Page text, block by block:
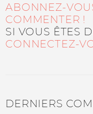
ABONNEZ-
COMMENTER !
SI VOUS ÊTES
CONNECTEZ-
DERNIERS